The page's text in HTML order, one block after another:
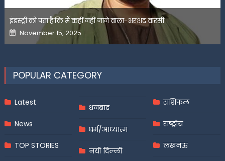
इंडस्ट्री को पता है कि मैं कहीं नहीं जाने वाला-अरशद वारसी
Posted
on
November 15, 2025
POPULAR CATEGORY
Latest
News
TOP STORIES
धनबाद
धर्म/आध्यात्म
नयी दिल्ली
राशिफल
राष्ट्रीय
लखनऊ